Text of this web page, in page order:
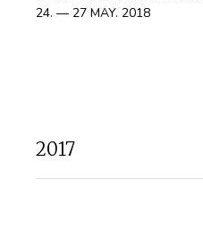
24. — 27 MAY. 2018
2017